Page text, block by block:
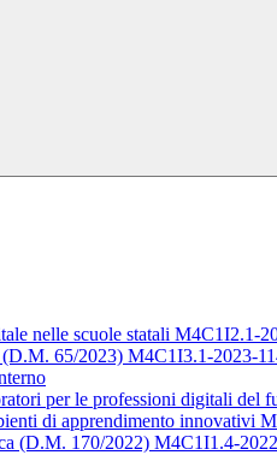
nelle scuole statali M4C1I2.1-
65/2023) M4C1I3.1-2023-
per le professioni digitali del
di apprendimento innovativi
(D.M. 170/2022) M4C1I1.4-